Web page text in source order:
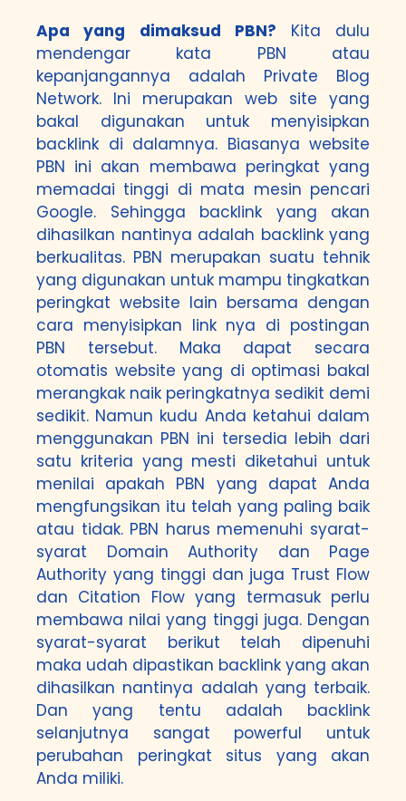
Apa yang dimaksud PBN? Kita dulu
mendengar kata PBN atau
kepanjangannya adalah Private Blog
Network. Ini merupakan web site yang
bakal digunakan untuk menyisipkan
backlink di dalamnya. Biasanya website
PBN ini akan membawa peringkat yang
memadai tinggi di mata mesin pencari
Google. Sehingga backlink yang akan
dihasilkan nantinya adalah backlink yang
berkualitas. PBN merupakan suatu tehnik
yang digunakan untuk mampu tingkatkan
peringkat website lain bersama dengan
cara menyisipkan link nya di postingan
PBN tersebut. Maka dapat secara
otomatis website yang di optimasi bakal
merangkak naik peringkatnya sedikit demi
sedikit. Namun kudu Anda ketahui dalam
menggunakan PBN ini tersedia lebih dari
satu kriteria yang mesti diketahui untuk
menilai apakah PBN yang dapat Anda
mengfungsikan itu telah yang paling baik
atau tidak. PBN harus memenuhi syarat-
syarat Domain Authority dan Page
Authority yang tinggi dan juga Trust Flow
dan Citation Flow yang termasuk perlu
membawa nilai yang tinggi juga. Dengan
syarat-syarat berikut telah dipenuhi
maka udah dipastikan backlink yang akan
dihasilkan nantinya adalah yang terbaik.
Dan yang tentu adalah backlink
selanjutnya sangat powerful untuk
perubahan peringkat situs yang akan
Anda miliki.